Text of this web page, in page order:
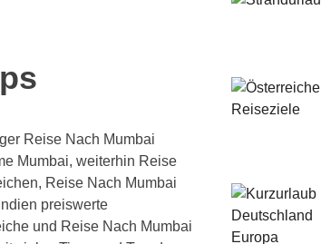
Reise Nach Mumbai
Mumbai, weiterhin Reise
Reise Nach Mumbai
preiswerte
und Reise Nach Mumbai